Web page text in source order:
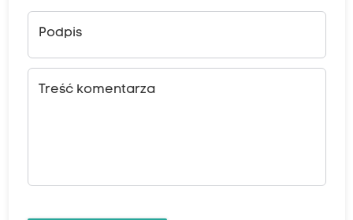
Podpis
Treść komentarza